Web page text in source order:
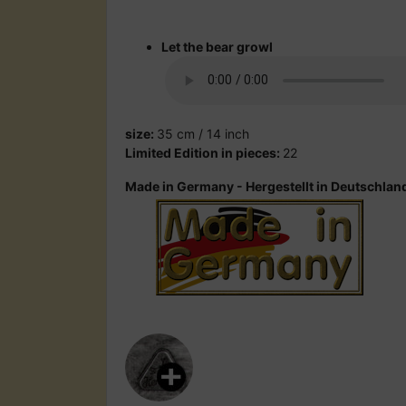
Let the bear growl
size: 35 cm / 14 inch
Limited Edition in pieces: 22
Made in Germany - Hergestellt in